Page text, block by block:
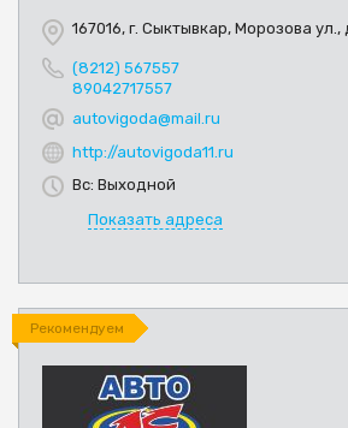
167016, г. Сыктывкар, Морозова ул.,
(8212) 567557
89042717557
autovigoda@mail.ru
http://autovigoda11.ru
Вс: Выходной
Показать адреса
Рекомендуем